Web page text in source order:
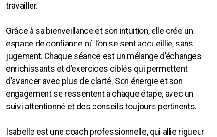
travailler.
Grâce à sa bienveillance et son intuition, elle crée un
espace de confiance où l’on se sent accueillie, sans
jugement. Chaque séance est un mélange d’échanges
enrichissants et d’exercices ciblés qui permettent
d’avancer avec plus de clarté. Son énergie et son
engagement se ressentent à chaque étape, avec un
suivi attentionné et des conseils toujours pertinents.
Isabelle est une coach professionnelle, qui allie rigueur